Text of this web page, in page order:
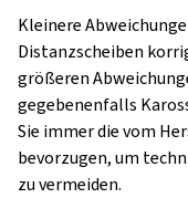
Kleinere
Distanzscheiben
größeren
gegebenenfalls
Sie immer die vom
bevorzugen, um
zu vermeiden.